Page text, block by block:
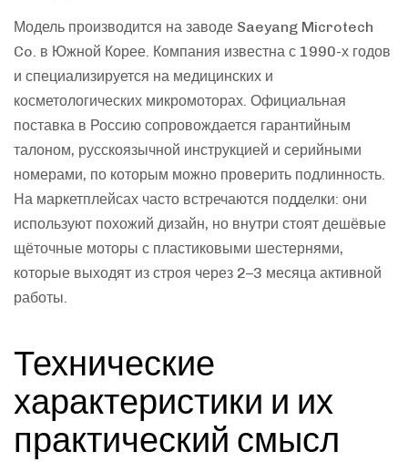
Модель производится на заводе Saeyang Microtech
Co. в Южной Корее. Компания известна с 1990-х годов
и специализируется на медицинских и
косметологических микромоторах. Официальная
поставка в Россию сопровождается гарантийным
талоном, русскоязычной инструкцией и серийными
номерами, по которым можно проверить подлинность.
На маркетплейсах часто встречаются подделки: они
используют похожий дизайн, но внутри стоят дешёвые
щёточные моторы с пластиковыми шестернями,
которые выходят из строя через 2–3 месяца активной
работы.
Технические
характеристики и их
практический смысл